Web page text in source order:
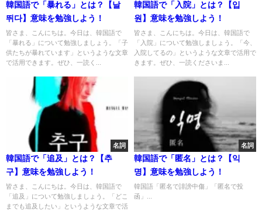
韓国語で「暴れる」とは？【날
뛰다】意味を勉強しよう！
皆さま、こんにちは。今日は、韓国語で
「暴れる」について勉強しましょう。「子
供たちが暴れています」というような文章
で活用できます。ぜひ、一読く...
韓国語で「入院」とは？【입
원】意味を勉強しよう！
皆さま、こんにちは。今日は、韓国語で
「入院」について勉強しましょう。「今、
入院してるの」というような文章で活用で
きます。ぜひ、一読くださいま...
名詞
韓国語で「追及」とは？【추
구】意味を勉強しよう！
皆さま、こんにちは。今日は、韓国語で
「追及」について勉強しましょう。「どこ
までも追及したい」というような文章で活
名詞
韓国語で「匿名」とは？【익
명】意味を勉強しよう！
韓国語「匿名で誹謗中傷」「匿名で投
函」...